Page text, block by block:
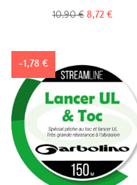
Precio
10,90 € Precio
8,72 €
-1,78 €